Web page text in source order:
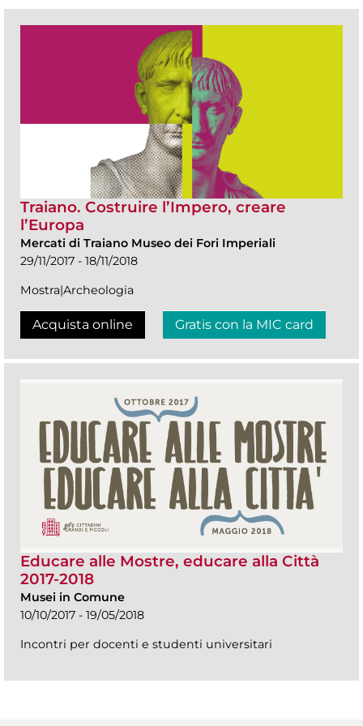
Traiano. Costruire l’Impero, creare
l’Europa
Mercati di Traiano Museo dei Fori Imperiali
29/11/2017 - 18/11/2018
Mostra|Archeologia
Acquista online Gratis con la MIC card
Educare alle Mostre, educare alla Città
2017-2018
Musei in Comune
10/10/2017 - 19/05/2018
Incontri per docenti e studenti universitari